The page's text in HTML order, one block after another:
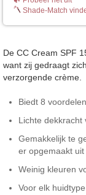
Shade-Match
De CC Cream SPF
want zij gedraagt
verzorgende crème.
Biedt 8
Lichte dekkracht
Gemakkelijk te
er opgemaakt uit
Weinig kleuren
Voor elk